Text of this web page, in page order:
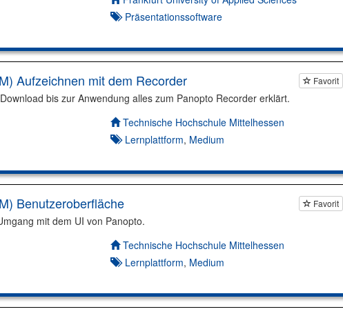
Präsentationssoftware
Favorit
Aufzeichnen mit dem Recorder
bis zur Anwendung alles zum Panopto Recorder erklärt.
Autor*in:
Technische Hochschule Mittelhessen
Lernplattform, Medium
Favorit
Benutzeroberfläche
mit dem UI von Panopto.
Autor*in:
Technische Hochschule Mittelhessen
Lernplattform, Medium